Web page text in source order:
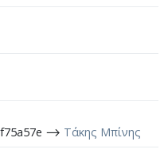
⟶ Τάκης Μπίνης